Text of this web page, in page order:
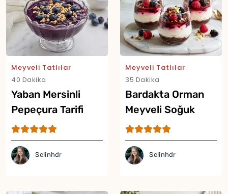
Meyveli Tatlılar
40 Dakika
Yaban Mersinli
Pepeçura Tarifi
Selinhdr
Meyveli Tatlılar
35 Dakika
Bardakta Orman
Meyveli Soğuk
Cheesecake Tarifi
Selinhdr